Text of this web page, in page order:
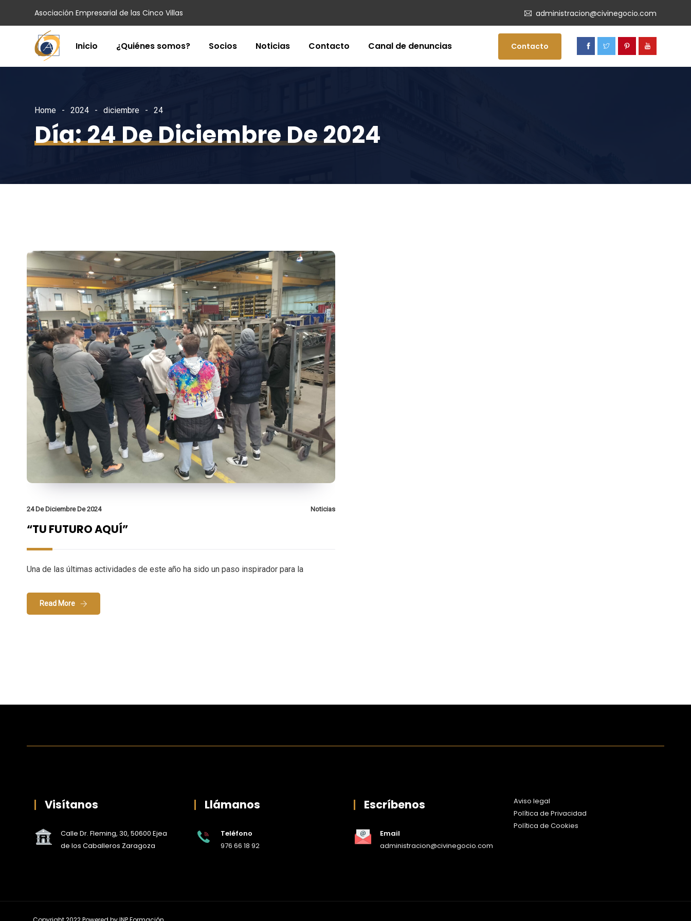
Asociación Empresarial de las Cinco Villas administracion@civinegocio.com
Inicio ¿Quiénes somos? Socios Noticias Contacto Canal de denuncias Contacto
Home 2024 diciembre 24
Día:24 De Diciembre De 2024
24 De Diciembre De 2024 Noticias
“TU FUTURO AQUÍ”
Una de las últimas actividades de este año ha sido un paso inspirador para la
Read More
Visítanos
Calle Dr. Fleming, 30, 50600 Ejea
de los Caballeros Zaragoza
Llámanos
Teléfono
976 66 18 92
Escríbenos
Email
administracion@civinegocio.com
Aviso legal
Política de Privacidad
Política de Cookies